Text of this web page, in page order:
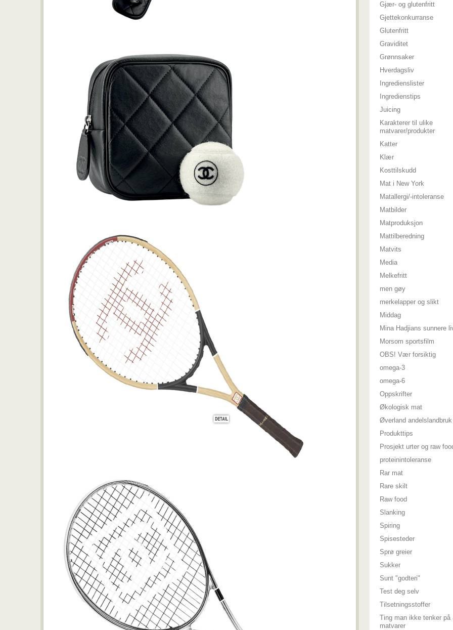
Gjær- og glutenfritt
Gjettekonkurranse
Glutenfritt
Graviditet
Grønnsaker
Hverdagsliv
Ingredienslister
Ingredienstips
Juicing
Karakterer til ulike
matvarer/produkter
Katter
Klær
Kosttilskudd
Mat i New York
Matallergi/-intoleranse
Matbilder
Matproduksjon
Mattilberedning
Matvits
Media
Melkefritt
men gøy
merkelapper og slikt
Middag
Mina Hadjians sunnere
Morsom sportsfilm
OBS! Vær forsiktig
omega-3
omega-6
Oppskrifter
Økologisk mat
Øverland andelslandbruk
Produkttips
Prosjekt urter og raw
proteinintoleranse
Rar mat
Rare skilt
Raw food
Slanking
Spiring
Spisesteder
Sprø greier
Sukker
Sunt "godteri"
Test deg selv
Tilsetningsstoffer
Ting man ikke tenker på
matvarer